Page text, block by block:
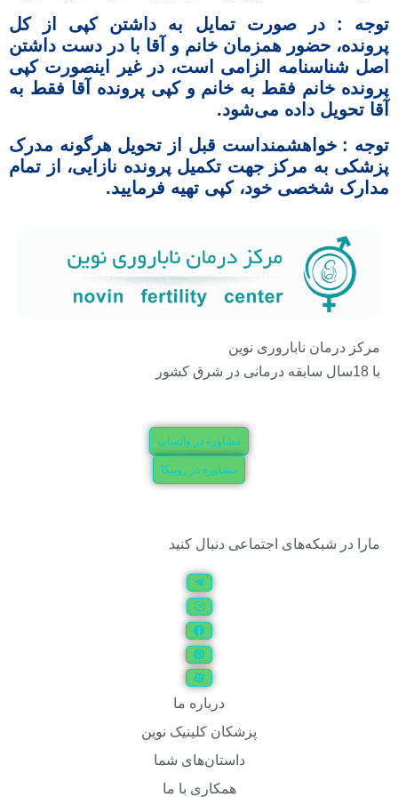
توجه : در صورت تمايل به داشتن کپی از کل
پرونده، حضور همزمان خانم و آقا با در دست داشتن
اصل شناسنامه الزامی است، در غير اينصورت کپی
پرونده خانم فقط به خانم و کپی پرونده آقا فقط به
آقا تحويل داده می‌شود.
توجه : خواهشمنداست قبل از تحویل هرگونه مدرک
پزشکی به مرکز جهت تکمیل پرونده نازایی، از تمام
مدارک شخصی خود، کپی تهیه فرمایید.
مرکز درمان ناباروری نوین
با 18سال سابقه درمانی در شرق کشور
مشاوره در واتساپ
مشاوره در روبیکا
مارا در شبکه‌های اجتماعی دنبال کنید
درباره ما
پزشکان کلینیک نوین
داستان‌های شما
همکاری با ما